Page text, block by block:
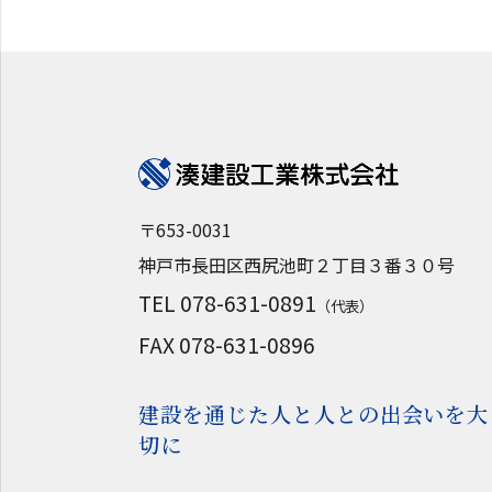
〒653-0031
神戸市長田区西尻池町２丁目３番３０号
TEL 078-631-0891 （代表）
FAX 078-631-0896
建設を通じた人と人との出会いを大
切に